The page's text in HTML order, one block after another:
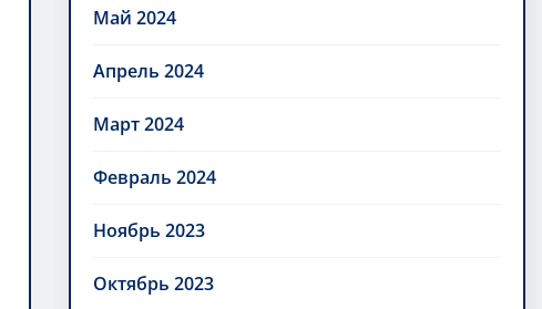
Май 2024
Апрель 2024
Март 2024
Февраль 2024
Ноябрь 2023
Октябрь 2023